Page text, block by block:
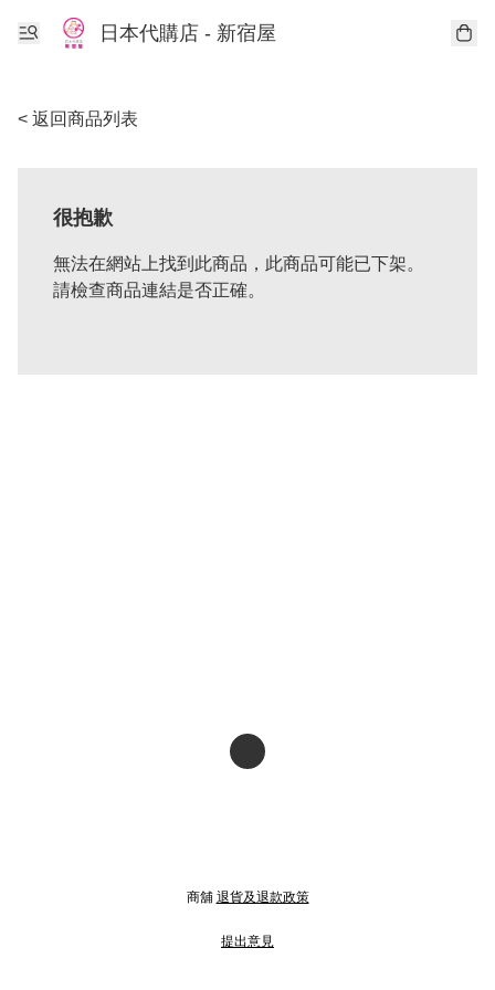
日本代購店 - 新宿屋
< 返回商品列表
很抱歉
無法在網站上找到此商品，此商品可能已下架。
請檢查商品連結是否正確。
商舖 退貨及退款政策
提出意見